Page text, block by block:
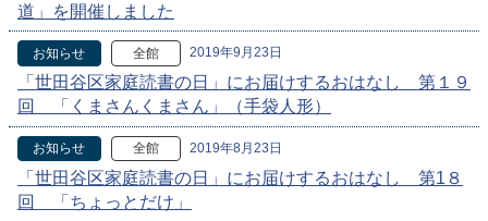
道」を開催しました
お知らせ 全館 2019年9月23日
「世田谷区家庭読書の日」にお届けするおはなし 第１９
回 「くまさんくまさん」（手袋人形）
お知らせ 全館 2019年8月23日
「世田谷区家庭読書の日」にお届けするおはなし 第1８
回 「ちょっとだけ」